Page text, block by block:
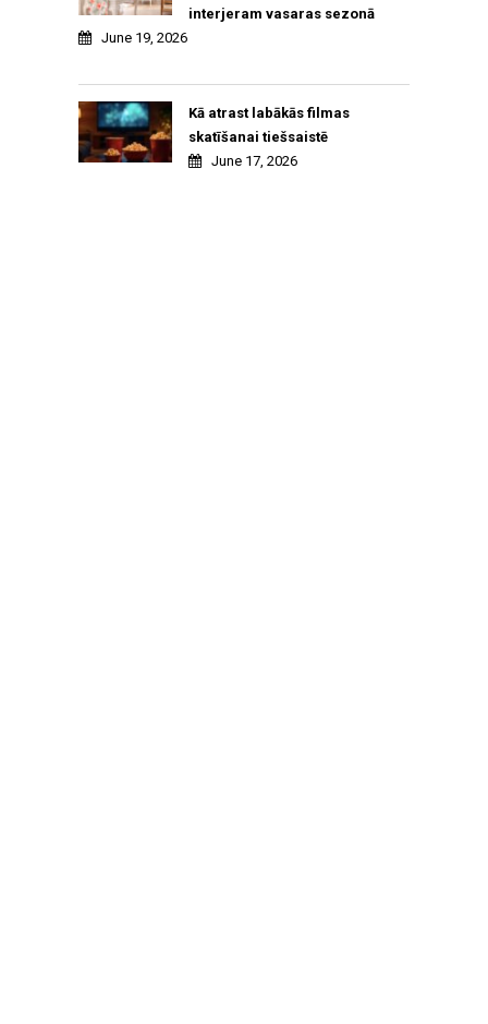
interjeram vasaras sezonā
June 19, 2026
Kā atrast labākās filmas
skatīšanai tiešsaistē
June 17, 2026